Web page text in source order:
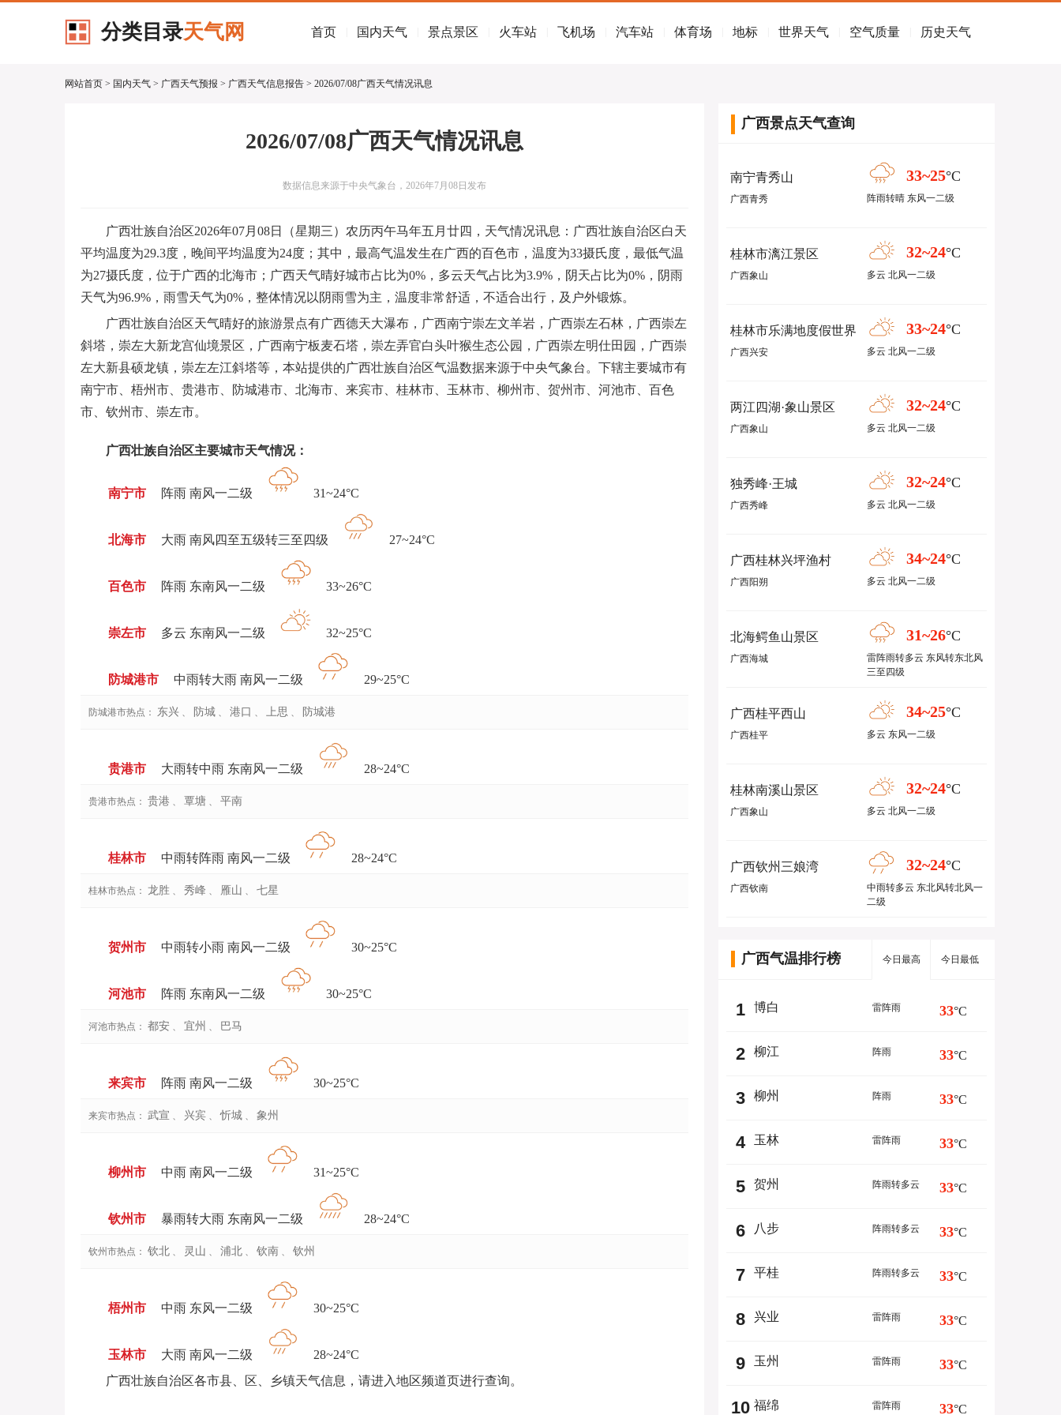
分类目录天气网 首页 国内天气 景点景区 火车站 飞机场 汽车站 体育场 地标 世界天气 空气质量 历史天气
网站首页 > 国内天气 > 广西天气预报 > 广西天气信息报告 > 2026/07/08广西天气情况讯息
2026/07/08广西天气情况讯息
数据信息来源于中央气象台，2026年7月08日发布
广西壮族自治区2026年07月08日（星期三）农历丙午马年五月廿四，天气情况讯息：广西壮族自治区白天
平均温度为29.3度，晚间平均温度为24度；其中，最高气温发生在广西的百色市，温度为33摄氏度，最低气温
为27摄氏度，位于广西的北海市；广西天气晴好城市占比为0%，多云天气占比为3.9%，阴天占比为0%，阴雨
天气为96.9%，雨雪天气为0%，整体情况以阴雨雪为主，温度非常舒适，不适合出行，及户外锻炼。
广西壮族自治区天气晴好的旅游景点有广西德天大瀑布，广西南宁崇左文羊岩，广西崇左石林，广西崇左
斜塔，崇左大新龙宫仙境景区，广西南宁板麦石塔，崇左弄官白头叶猴生态公园，广西崇左明仕田园，广西崇
左大新县硕龙镇，崇左左江斜塔等，本站提供的广西壮族自治区气温数据来源于中央气象台。下辖主要城市有
南宁市、梧州市、贵港市、防城港市、北海市、来宾市、桂林市、玉林市、柳州市、贺州市、河池市、百色
市、钦州市、崇左市。
广西壮族自治区主要城市天气情况：
南宁市 阵雨 南风一二级 31~24°C
北海市 大雨 南风四至五级转三至四级 27~24°C
百色市 阵雨 东南风一二级 33~26°C
崇左市 多云 东南风一二级 32~25°C
防城港市 中雨转大雨 南风一二级 29~25°C
防城港市热点： 东兴 、 防城 、 港口 、 上思 、 防城港
贵港市 大雨转中雨 东南风一二级 28~24°C
贵港市热点： 贵港 、 覃塘 、 平南
桂林市 中雨转阵雨 南风一二级 28~24°C
桂林市热点： 龙胜 、 秀峰 、 雁山 、 七星
贺州市 中雨转小雨 南风一二级 30~25°C
河池市 阵雨 东南风一二级 30~25°C
河池市热点： 都安 、 宜州 、 巴马
来宾市 阵雨 南风一二级 30~25°C
来宾市热点： 武宣 、 兴宾 、 忻城 、 象州
柳州市 中雨 南风一二级 31~25°C
钦州市 暴雨转大雨 东南风一二级 28~24°C
钦州市热点： 钦北 、 灵山 、 浦北 、 钦南 、 钦州
梧州市 中雨 东风一二级 30~25°C
玉林市 大雨 南风一二级
28~24°C
广西壮族自治区各市县、区、乡镇天气信息，请进入地区频道页进行查询。
广西景点天气查询
南宁青秀山
广西青秀
33~25°C
阵雨转晴 东风一二级
桂林市漓江景区
广西象山
32~24°C
多云 北风一二级
桂林市乐满地度假世界
广西兴安
33~24°C
多云 北风一二级
两江四湖·象山景区
广西象山
32~24°C
多云 北风一二级
独秀峰·王城
广西秀峰
32~24°C
多云 北风一二级
广西桂林兴坪渔村
广西阳朔
34~24°C
多云 北风一二级
北海鳄鱼山景区
广西海城
31~26°C
雷阵雨转多云 东风转东北风
三至四级
广西桂平西山
广西桂平
34~25°C
多云 东风一二级
桂林南溪山景区
广西象山
32~24°C
多云 北风一二级
广西钦州三娘湾
广西钦南
32~24°C
中雨转多云 东北风转北风一
二级
广西气温排行榜 今日最高 今日最低
1 博白 雷阵雨 33°C
2 柳江 阵雨 33°C
3 柳州 阵雨 33°C
4 玉林 雷阵雨 33°C
5 贺州 阵雨转多云 33°C
6 八步 阵雨转多云 33°C
7 平桂 阵雨转多云 33°C
8 兴业 雷阵雨 33°C
9 玉州 雷阵雨 33°C
10 福绵 雷阵雨 33°C